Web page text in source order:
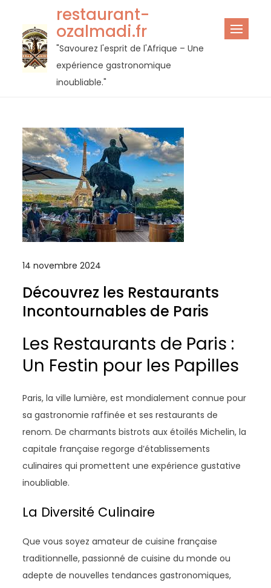
contenu
restaurant-
ozalmadi.fr
"Savourez l'esprit de l'Afrique – Une
expérience gastronomique
inoubliable."
14 novembre 2024
Découvrez les Restaurants
Incontournables de Paris
Les Restaurants de Paris :
Un Festin pour les Papilles
Paris, la ville lumière, est mondialement connue pour
sa gastronomie raffinée et ses restaurants de
renom. De charmants bistrots aux étoilés Michelin, la
capitale française regorge d’établissements
culinaires qui promettent une expérience gustative
inoubliable.
La Diversité Culinaire
Que vous soyez amateur de cuisine française
traditionnelle, passionné de cuisine du monde ou
adepte de nouvelles tendances gastronomiques,